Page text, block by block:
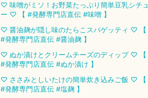
♡ 味噌がミソ！お野菜たっぷり簡単豆乳シチュ
ー ♡ 【 #発酵専門店直伝 #味噌 】
♡ 醤油麹が隠し味のたらこスパゲッティ ♡ 【
#発酵専門店直伝 #醤油麹 】
♡ ぬか漬けとクリームチーズのディップ ♡ 【
#発酵専門店直伝 #ぬか漬け 】
♡ ささみとしいたけの簡単炊き込みご飯 ♡ 【
#発酵専門店直伝 #塩麹 】